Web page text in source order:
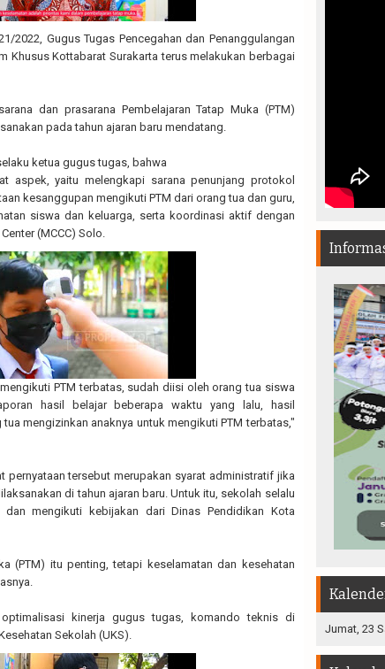
2022, Gugus Tugas Pencegahan dan Penanggulangan
Khusus Kottabarat Surakarta terus melakukan berbagai
dan prasarana Pembelajaran Tatap Muka (PTM)
pada tahun ajaran baru mendatang.
ketua gugus tugas, bahwa
aspek, yaitu melengkapi sarana penunjang protokol
kesanggupan mengikuti PTM dari orang tua dan guru,
siswa dan keluarga, serta koordinasi aktif dengan
(MCCC) Solo.
PTM terbatas, sudah diisi oleh orang tua siswa
hasil belajar beberapa waktu yang lalu, hasil
mengizinkan anaknya untuk mengikuti PTM terbatas,"
pernyataan tersebut merupakan syarat administratif jika
di tahun ajaran baru. Untuk itu, sekolah selalu
dan mengikuti kebijakan dari Dinas Pendidikan Kota
(PTM) itu penting, tetapi keselamatan dan kesehatan
kinerja gugus tugas, komando teknis di
Sekolah (UKS).
Jumat, 23